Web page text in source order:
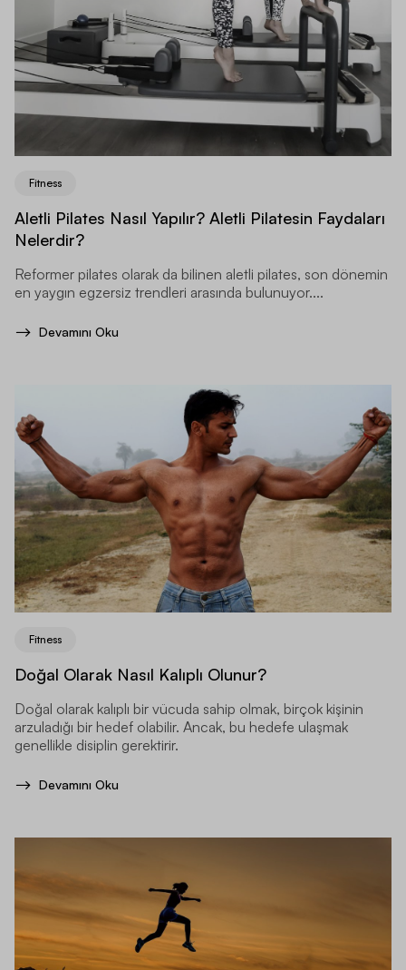
Fitness
Aletli Pilates Nasıl Yapılır? Aletli Pilatesin Faydaları
Nelerdir?
Reformer pilates olarak da bilinen aletli pilates, son dönemin
en yaygın egzersiz trendleri arasında bulunuyor....
Devamını Oku
Fitness
Doğal Olarak Nasıl Kalıplı Olunur?
Doğal olarak kalıplı bir vücuda sahip olmak, birçok kişinin
arzuladığı bir hedef olabilir. Ancak, bu hedefe ulaşmak
genellikle disiplin gerektirir.
Devamını Oku